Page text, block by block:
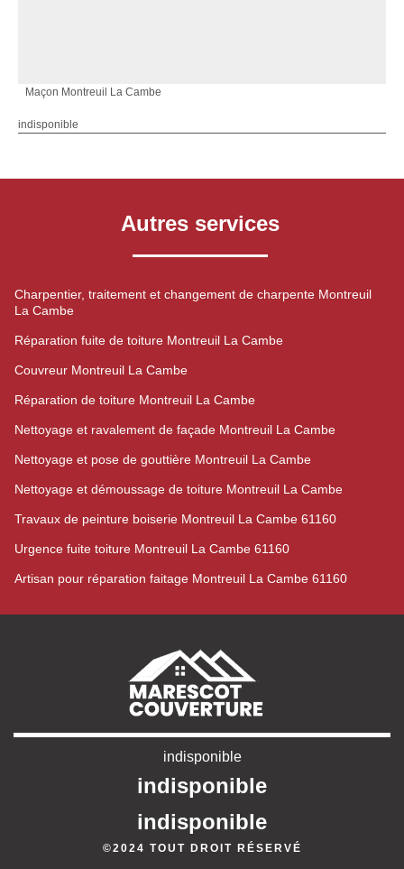
Maçon Montreuil La Cambe
indisponible
Autres services
Charpentier, traitement et changement de charpente Montreuil
La Cambe
Réparation fuite de toiture Montreuil La Cambe
Couvreur Montreuil La Cambe
Réparation de toiture Montreuil La Cambe
Nettoyage et ravalement de façade Montreuil La Cambe
Nettoyage et pose de gouttière Montreuil La Cambe
Nettoyage et démoussage de toiture Montreuil La Cambe
Travaux de peinture boiserie Montreuil La Cambe 61160
Urgence fuite toiture Montreuil La Cambe 61160
Artisan pour réparation faitage Montreuil La Cambe 61160
indisponible
indisponible
indisponible
©2024 TOUT DROIT RÉSERVÉ